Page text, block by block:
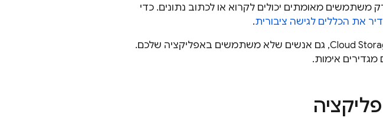
משתמשים מאומתים יכולים לקרוא או לכתוב נתונים. כדי
את הכללים לגישה ציבורית.
Cloud, גם אנשים שלא משתמשים באפליקציה שלכם.
אימות.